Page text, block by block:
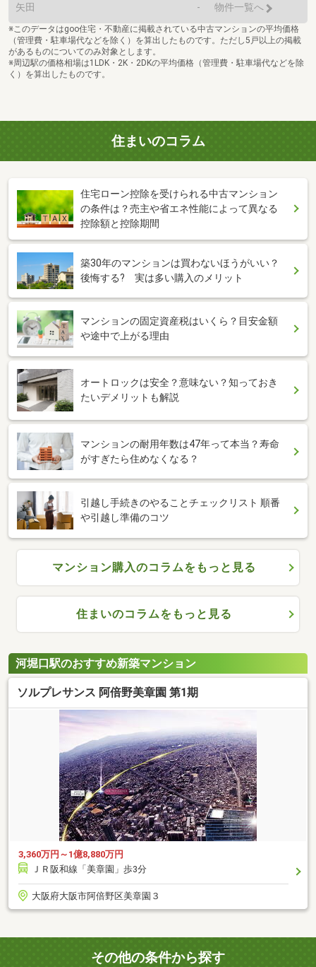
矢田 - 物件一覧へ
※このデータはgoo住宅・不動産に掲載されている中古マンションの平均価格
（管理費・駐車場代などを除く）を算出したものです。ただし5戸以上の掲載
があるものについてのみ対象とします。
※周辺駅の価格相場は1LDK・2K・2DKの平均価格（管理費・駐車場代などを除
く）を算出したものです。
住まいのコラム
住宅ローン控除を受けられる中古マンション
の条件は？売主や省エネ性能によって異なる
控除額と控除期間
築30年のマンションは買わないほうがいい？
後悔する? 実は多い購入のメリット
マンションの固定資産税はいくら？目安金額
や途中で上がる理由
オートロックは安全？意味ない？知っておき
たいデメリットも解説
マンションの耐用年数は47年って本当？寿命
がすぎたら住めなくなる？
引越し手続きのやることチェックリスト 順番
や引越し準備のコツ
マンション購入のコラムをもっと見る
住まいのコラムをもっと見る
河堀口駅のおすすめ新築マンション
ソルプレサンス 阿倍野美章園 第1期
3,360万円～1億8,880万円
ＪＲ阪和線「美章園」歩3分
大阪府大阪市阿倍野区美章園３
その他の条件から探す